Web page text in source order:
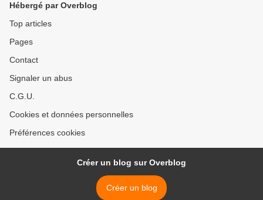
Hébergé par Overblog
Top articles
Pages
Contact
Signaler un abus
C.G.U.
Cookies et données personnelles
Préférences cookies
Créer un blog sur Overblog
Créer un blog